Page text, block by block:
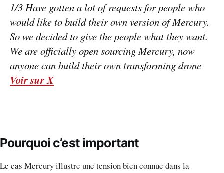
1/3 Have gotten a lot of requests for people who
would like to build their own version of Mercury.
So we decided to give the people what they want.
We are officially open sourcing Mercury, now
anyone can build their own transforming drone
Voir sur X
Pourquoi c’est important
Le cas Mercury illustre une tension bien connue dans la